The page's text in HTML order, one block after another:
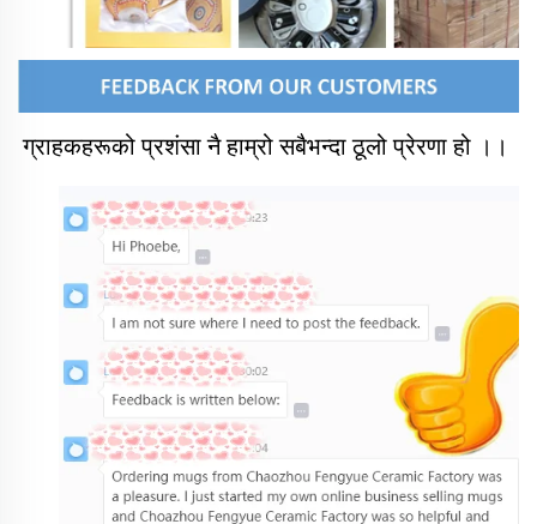
ग्राहकहरूको प्रशंसा नै हाम्रो सबैभन्दा ठूलो प्रेरणा हो ।।